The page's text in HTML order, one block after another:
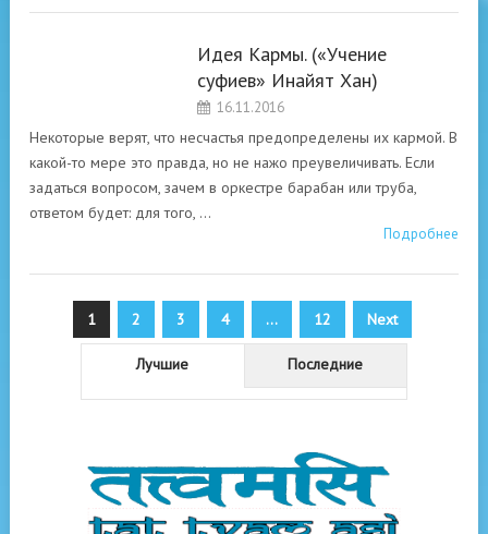
ПОСЛАНИЯ О
СВОБОДЕ ДУХА.
Идея Кармы. («Учение
суфиев» Инайят Хан)
16.11.2016
Некоторые верят, что несчастья предопределены их кармой. В
какой-то мере это правда, но не нажо преувеличивать. Если
задаться вопросом, зачем в оркестре барабан или труба,
ответом будет: для того, …
Подробнее
Пагинация
записей
1 2 3 4 … 12 Next
Лучшие Последние